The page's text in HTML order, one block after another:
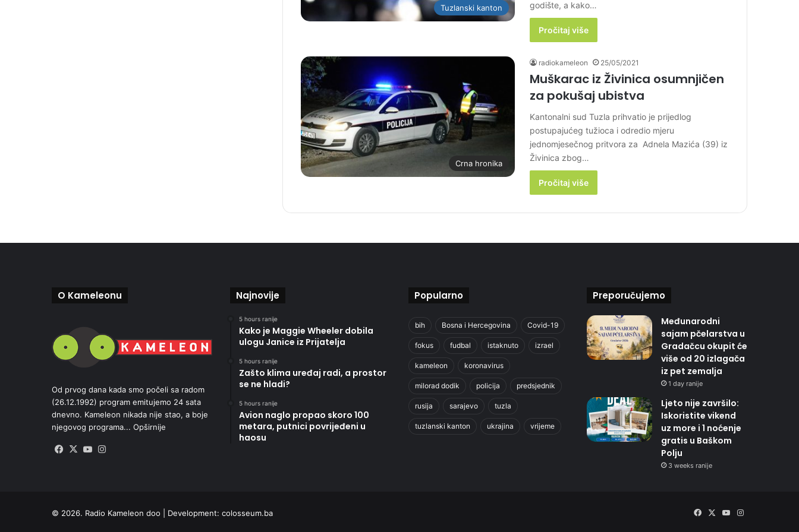
Tuzlanski kanton godište, a kako…
Pročitaj više
Crna hronika
radiokameleon 25/05/2021
Muškarac iz Živinica osumnjičen
za pokušaj ubistva
Kantonalni sud Tuzla prihvatio je prijedlog
postupajućeg tužioca i odredio mjeru
jednomjesečnog pritvora za Adnela Mazića (39) iz
Živinica zbog…
Pročitaj više
O Kameleonu
Od prvog dana kada smo počeli sa radom
(26.12.1992) program emitujemo 24 sata
dnevno. Kameleon nikada nije stao, a boje
njegovog programa... Opširnije
Facebook
X YouTube
Najnovije
5 hours ranije
Kako je Maggie Wheeler dobila
ulogu Janice iz Prijatelja
5 hours ranije
Zašto klima uređaj radi, a prostor
se ne hladi?
5 hours ranije
Avion naglo propao skoro 100
metara, putnici povrijeđeni u
haosu
Popularno
bih Bosna i Hercegovina Covid-19
fokus fudbal istaknuto izrael
kameleon koronavirus
milorad dodik policija predsjednik
rusija sarajevo tuzla
tuzlanski kanton ukrajina vrijeme
Preporučujemo
Međunarodni
sajam pčelarstva u
Gradačcu okupit će
više od 20 izlagača
iz pet zemalja
1 day ranije
Ljeto nije završilo:
Iskoristite vikend
uz more i 1 noćenje
gratis u Baškom
Polju
3 weeks ranije
© 2026. Radio Kameleon doo | Development: colosseum.ba FacebookYouTubeInstagram